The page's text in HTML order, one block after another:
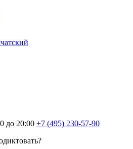
до 20:00 +7 (495) 230-57-90